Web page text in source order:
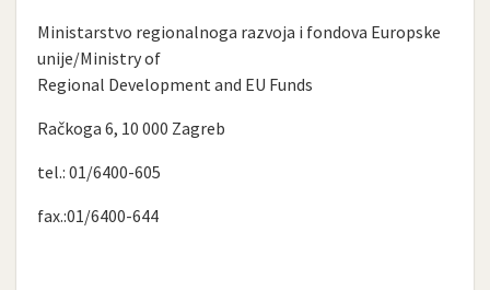
Ministarstvo regionalnoga razvoja i fondova Europske
unije/Ministry of
Regional Development and EU Funds
Račkoga 6, 10 000 Zagreb
tel.: 01/6400-605
fax.:01/6400-644